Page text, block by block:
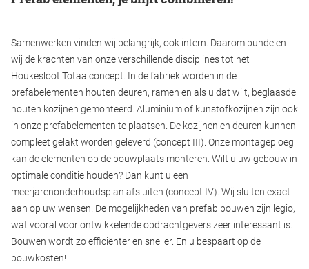
Samenwerken vinden wij belangrijk, ook intern. Daarom bundelen
wij de krachten van onze verschillende disciplines tot het
Houkesloot Totaalconcept. In de fabriek worden in de
prefabelementen houten deuren, ramen en als u dat wilt, beglaasde
houten kozijnen gemonteerd. Aluminium of kunstofkozijnen zijn ook
in onze prefabelementen te plaatsen. De kozijnen en deuren kunnen
compleet gelakt worden geleverd (concept III). Onze montageploeg
kan de elementen op de bouwplaats monteren. Wilt u uw gebouw in
optimale conditie houden? Dan kunt u een
meerjarenonderhoudsplan afsluiten (concept IV). Wij sluiten exact
aan op uw wensen. De mogelijkheden van prefab bouwen zijn legio,
wat vooral voor ontwikkelende opdrachtgevers zeer interessant is.
Bouwen wordt zo efficiënter en sneller. En u bespaart op de
bouwkosten!